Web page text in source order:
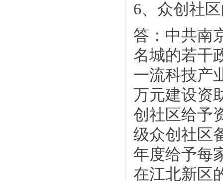
6、众创社
答：中共南
名城的若干
一流科技产
万元建设资
创社区给予
级众创社区
年度给予每
在江北新区